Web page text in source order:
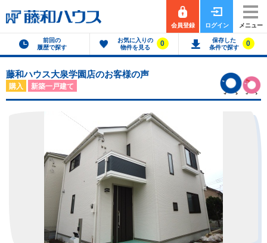
会員登録 ログイン メニュー
前回の
履歴で探す
お気に入りの
物件を見る
0
保存した
条件で探す
0
藤和ハウス大泉学園店のお客様の声
購入 新築一戸建て